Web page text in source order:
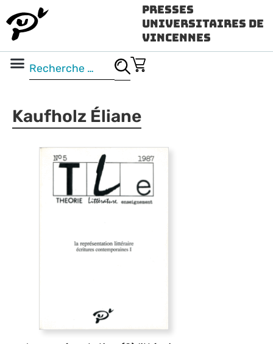
Presses
Universitaires de
Vincennes
Kaufholz Éliane